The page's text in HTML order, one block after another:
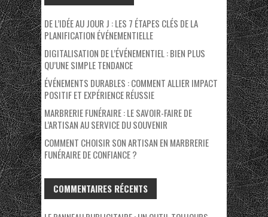
DE L’IDÉE AU JOUR J : LES 7 ÉTAPES CLÉS DE LA
PLANIFICATION ÉVÉNEMENTIELLE
DIGITALISATION DE L’ÉVÉNEMENTIEL : BIEN PLUS
QU’UNE SIMPLE TENDANCE
ÉVÉNEMENTS DURABLES : COMMENT ALLIER IMPACT
POSITIF ET EXPÉRIENCE RÉUSSIE
MARBRERIE FUNÉRAIRE : LE SAVOIR-FAIRE DE
L’ARTISAN AU SERVICE DU SOUVENIR
COMMENT CHOISIR SON ARTISAN EN MARBRERIE
FUNÉRAIRE DE CONFIANCE ?
COMMENTAIRES RÉCENTS